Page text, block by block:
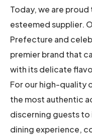
Today, we are
esteemed supplier.
Prefecture and
premier brand that
with its delicate
For our high-quality
the most authentic
discerning guests to
dining experience,